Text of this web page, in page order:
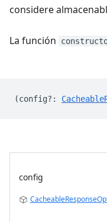
considere
La función
(config? :
config